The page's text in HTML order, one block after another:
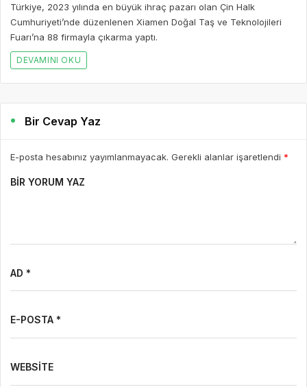
Türkiye, 2023 yılında en büyük ihraç pazarı olan Çin Halk
Cumhuriyeti’nde düzenlenen Xiamen Doğal Taş ve Teknolojileri
Fuarı’na 88 firmayla çıkarma yaptı.
DEVAMINI OKU
Bir Cevap Yaz
E-posta hesabınız yayımlanmayacak. Gerekli alanlar işaretlendi *
BIR YORUM YAZ
AD *
E-POSTA *
WEBSITE